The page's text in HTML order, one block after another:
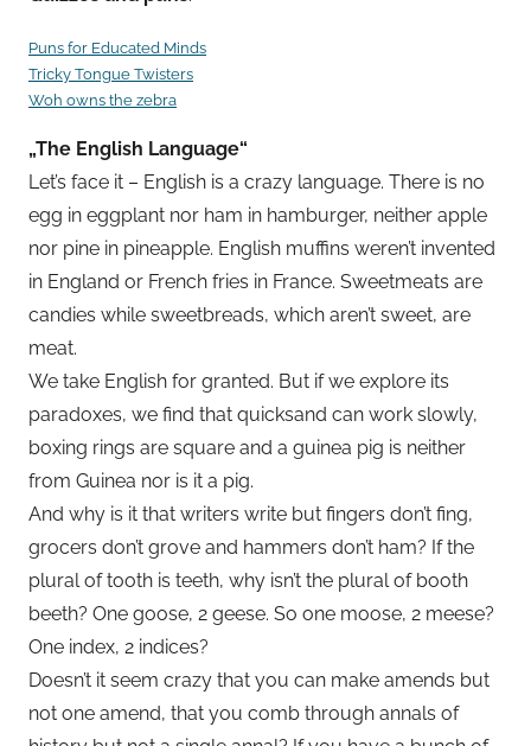
Puns for Educated Minds
Tricky Tongue Twisters
Woh owns the zebra
„The English Language“
Let’s face it – English is a crazy language. There is no
egg in eggplant nor ham in hamburger, neither apple
nor pine in pineapple. English muffins weren’t invented
in England or French fries in France. Sweetmeats are
candies while sweetbreads, which aren’t sweet, are
meat.
We take English for granted. But if we explore its
paradoxes, we find that quicksand can work slowly,
boxing rings are square and a guinea pig is neither
from Guinea nor is it a pig.
And why is it that writers write but fingers don’t fing,
grocers don’t grove and hammers don’t ham? If the
plural of tooth is teeth, why isn’t the plural of booth
beeth? One goose, 2 geese. So one moose, 2 meese?
One index, 2 indices?
Doesn’t it seem crazy that you can make amends but
not one amend, that you comb through annals of